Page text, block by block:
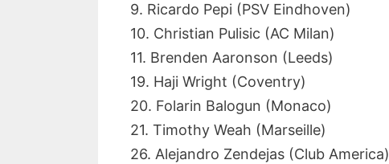
9. Ricardo Pepi (PSV Eindhoven)
10. Christian Pulisic (AC Milan)
11. Brenden Aaronson (Leeds)
19. Haji Wright (Coventry)
20. Folarin Balogun (Monaco)
21. Timothy Weah (Marseille)
26. Alejandro Zendejas (Club America)